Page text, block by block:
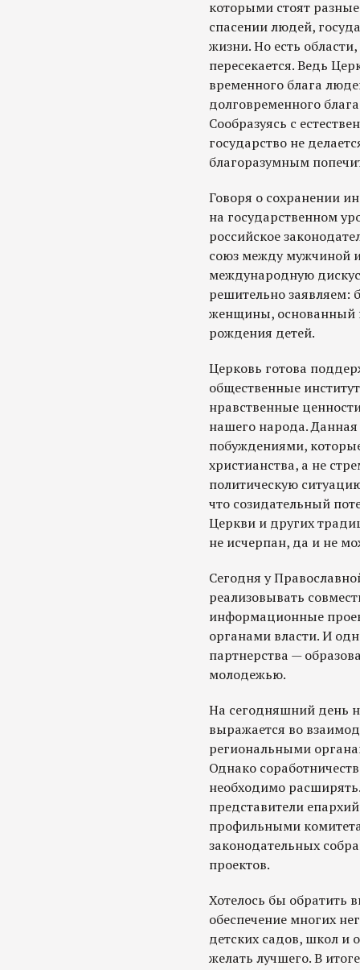
которыми стоят
спасении людей,
жизни. Но есть
пересекается. Ведь
временного блага
долговременного
Сообразуясь с
государство не
благоразумным
Говоря о сохранении
на государственном
российское
союз между мужчиной
международную
решительно заявляем:
женщины, основанный
рождения детей.
Церковь готова
общественные
нравственные
нашего народа.
побуждениями,
христианства, а не
политическую
что созидательный
Церкви и других
не исчерпан, да и не
Сегодня у
реализовывать
информационные
органами власти. И
партнерства —
молодежью.
На сегодняшний день
выражается во
региональными
Однако
необходимо
представители
профильными
законодательных
проектов.
Хотелось бы обратить
обеспечение многих
детских садов, школ и
желать лучшего. В